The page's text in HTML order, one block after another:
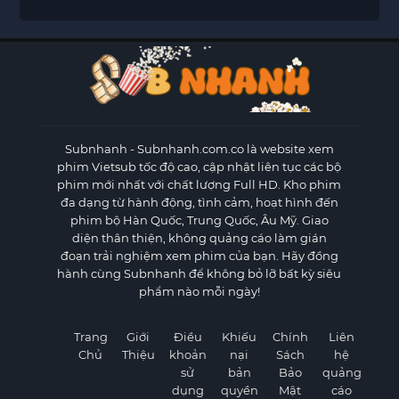
Subnhanh - Subnhanh.com.co là website xem
phim Vietsub tốc độ cao, cập nhật liên tục các bộ
phim mới nhất với chất lượng Full HD. Kho phim
đa dạng từ hành động, tình cảm, hoạt hình đến
phim bộ Hàn Quốc, Trung Quốc, Âu Mỹ. Giao
diện thân thiện, không quảng cáo làm gián
đoạn trải nghiệm xem phim của bạn. Hãy đồng
hành cùng Subnhanh để không bỏ lỡ bất kỳ siêu
phẩm nào mỗi ngày!
Trang
Chủ
Giới
Thiệu
Điều
khoản
sử
dụng
Khiếu
nại
bản
quyền
Chính
Sách
Bảo
Mật
Liên
hệ
quảng
cáo